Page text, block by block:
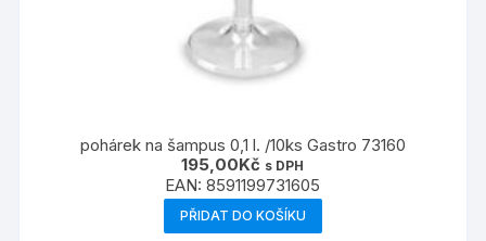
pohárek na šampus 0,1 l. /10ks Gastro 73160
195,00Kč s DPH
EAN:8591199731605
PŘIDAT DO KOŠÍKU